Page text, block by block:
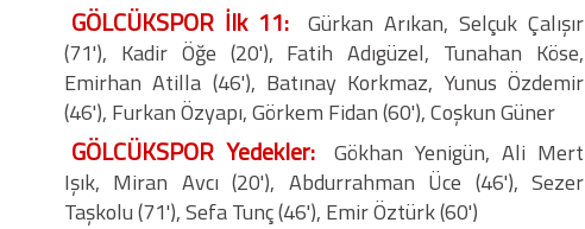
GÖLCÜKSPOR İlk 11: Gürkan Arıkan, Selçuk Çalışır
(71'), Kadir Öğe (20'), Fatih Adıgüzel, Tunahan Köse,
Emirhan Atilla (46'), Batınay Korkmaz, Yunus Özdemir
(46'), Furkan Özyapı, Görkem Fidan (60'), Coşkun Güner
GÖLCÜKSPOR Yedekler: Gökhan Yenigün, Ali Mert
Işık, Miran Avcı (20'), Abdurrahman Üce (46'), Sezer
Taşkolu (71'), Sefa Tunç (46'), Emir Öztürk (60')